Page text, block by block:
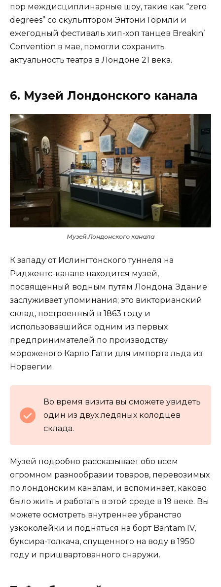
пор междисциплинарные шоу, такие как “zero
degrees” со скульптором Энтони Гормли и
ежегодный фестиваль хип-хоп танцев Breakin’
Convention в мае, помогли сохранить
актуальность театра в Лондоне 21 века.
6. Музей Лондонского канала
Музей Лондонского канала
К западу от Ислингтонского туннеля на
Риджентс-канале находится музей,
посвященный водным путям Лондона. Здание
заслуживает упоминания; это викторианский
склад, построенный в 1863 году и
использовавшийся одним из первых
предпринимателей по производству
мороженого Карло Гатти для импорта льда из
Норвегии.
Во время визита вы сможете увидеть
один из двух ледяных колодцев
склада.
Музей подробно рассказывает обо всем
огромном разнообразии товаров, перевозимых
по лондонским каналам, и вспоминает, каково
было жить и работать в этой среде в 19 веке. Вы
можете осмотреть внутреннее убранство
узкоколейки и подняться на борт Bantam IV,
буксира-толкача, спущенного на воду в 1950
году и пришвартованного снаружи.